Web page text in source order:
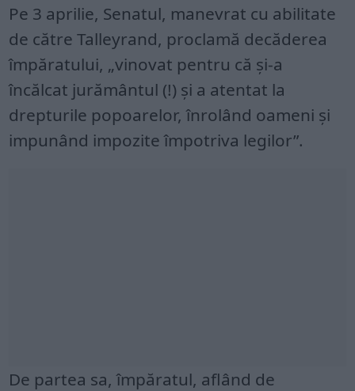
Pe 3 aprilie, Senatul, manevrat cu abilitate
de către Talleyrand, proclamă decăderea
împăratului, „vinovat pentru că și-a
încălcat jurământul (!) și a atentat la
drepturile popoarelor, înrolând oameni și
impunând impozite împotriva legilor”.
De partea sa, împăratul, aflând de